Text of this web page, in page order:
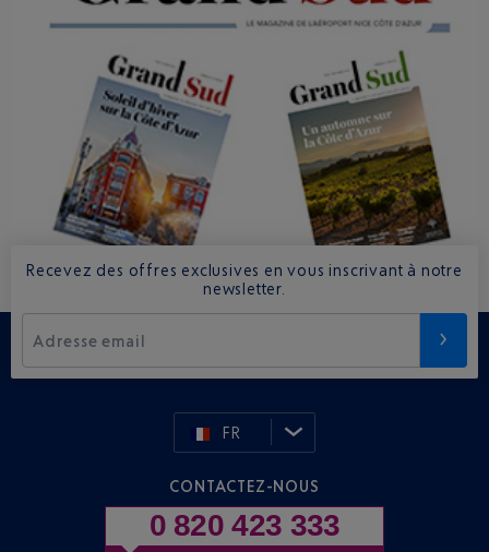
Recevez des offres exclusives en vous inscrivant à notre
newsletter.
Adresse email
FR
CONTACTEZ-NOUS
0 820 423 333